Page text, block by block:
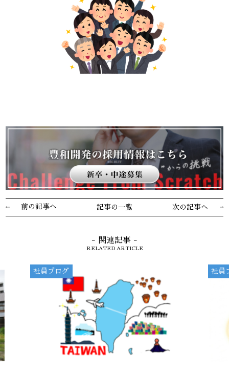
前の記事へ 記事の一覧 次の記事へ
- 関連記事 -
RELATED ARTICLE
社員ブログ 社員